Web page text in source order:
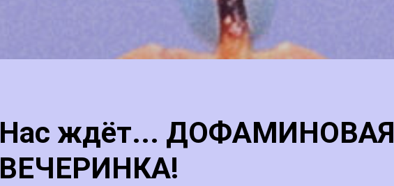
Нас ждёт... ДОФАМИНОВАЯ
ВЕЧЕРИНКА!